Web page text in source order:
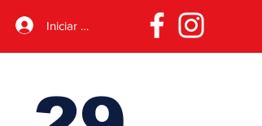
Iniciar sesión